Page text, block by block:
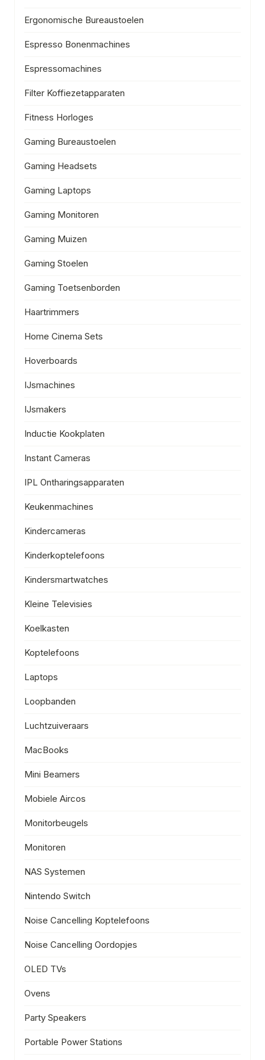
Ergonomische Bureaustoelen
Espresso Bonenmachines
Espressomachines
Filter Koffiezetapparaten
Fitness Horloges
Gaming Bureaustoelen
Gaming Headsets
Gaming Laptops
Gaming Monitoren
Gaming Muizen
Gaming Stoelen
Gaming Toetsenborden
Haartrimmers
Home Cinema Sets
Hoverboards
IJsmachines
IJsmakers
Inductie Kookplaten
Instant Cameras
IPL Ontharingsapparaten
Keukenmachines
Kindercameras
Kinderkoptelefoons
Kindersmartwatches
Kleine Televisies
Koelkasten
Koptelefoons
Laptops
Loopbanden
Luchtzuiveraars
MacBooks
Mini Beamers
Mobiele Aircos
Monitorbeugels
Monitoren
NAS Systemen
Nintendo Switch
Noise Cancelling Koptelefoons
Noise Cancelling Oordopjes
OLED TVs
Ovens
Party Speakers
Portable Power Stations